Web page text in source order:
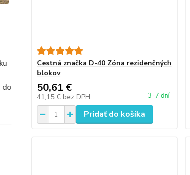
do
Cestná značka D-40 Zóna rezidenčných
blokov
50,61 €
41,15 € bez DPH 3-7 dní
Pridať do košíka